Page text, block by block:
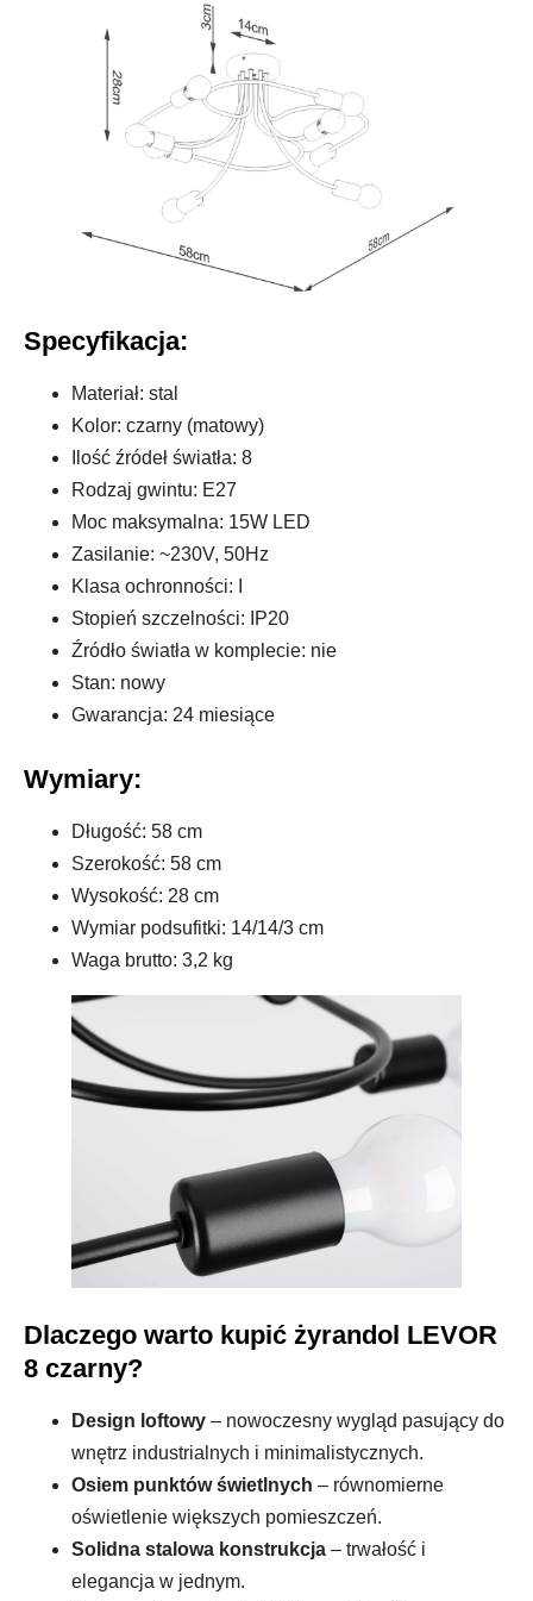
Specyfikacja:
Materiał: stal
Kolor: czarny (matowy)
Ilość źródeł światła: 8
Rodzaj gwintu: E27
Moc maksymalna: 15W LED
Zasilanie: ~230V, 50Hz
Klasa ochronności: I
Stopień szczelności: IP20
Źródło światła w komplecie: nie
Stan: nowy
Gwarancja: 24 miesiące
Wymiary:
Długość: 58 cm
Szerokość: 58 cm
Wysokość: 28 cm
Wymiar podsufitki: 14/14/3 cm
Waga brutto: 3,2 kg
Dlaczego warto kupić żyrandol LEVOR
8 czarny?
Design loftowy – nowoczesny wygląd pasujący do
wnętrz industrialnych i minimalistycznych.
Osiem punktów świetlnych – równomierne
oświetlenie większych pomieszczeń.
Solidna stalowa konstrukcja – trwałość i
elegancja w jednym.